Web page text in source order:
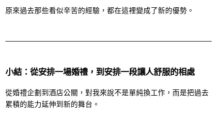
原來過去那些看似辛苦的經驗，都在這裡變成了新的優勢。
小結：從安排一場婚禮，到安排一段讓人舒服的相處
從婚禮企劃到酒店公關，對我來說不是單純換工作，而是把過去
累積的能力延伸到新的舞台。